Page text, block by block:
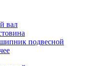
вал
подвесной